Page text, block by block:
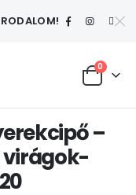
0
–
virágok-